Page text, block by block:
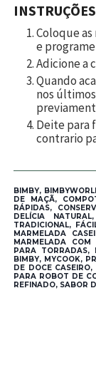
INSTRUÇÕES
Coloque as
e programe
Adicione a
Quando
nos
Deite para
contrario
BIMBY,
DE MAÇÃ,
RÁPIDAS,
DELÍCIA
TRADICIONAL,
MARMELADA
MARMELADA
PARA TORRADAS,
BIMBY, MYCOOK,
DE DOCE
PARA ROBOT DE
REFINADO, SABOR